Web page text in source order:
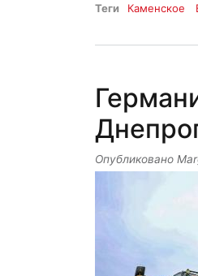
Теги Каменское
Опубликовано